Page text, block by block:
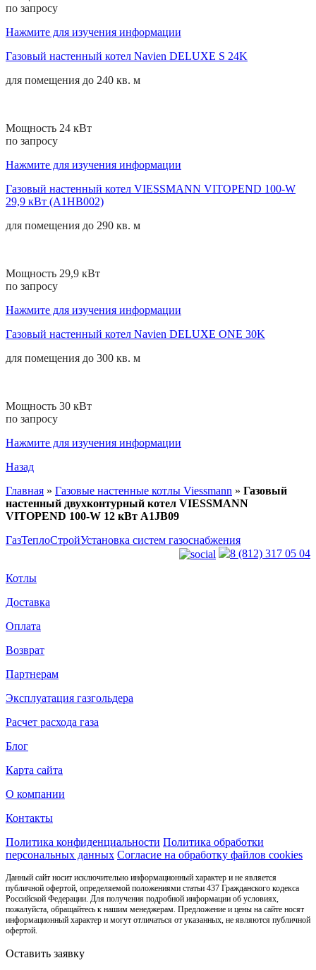
по запросу
Нажмите для изучения информации
Газовый настенный котел Navien DELUXE S 24K
для помещения до 240 кв. м
Мощность 24 кВт
по запросу
Нажмите для изучения информации
Газовый настенный котел VIESSMANN VITOPEND 100-W
29,9 кВт (A1HB002)
для помещения до 290 кв. м
Мощность 29,9 кВт
по запросу
Нажмите для изучения информации
Газовый настенный котел Navien DELUXE ONE 30K
для помещения до 300 кв. м
Мощность 30 кВт
по запросу
Нажмите для изучения информации
Назад
Главная » Газовые настенные котлы Viessmann » Газовый
настенный двухконтурный котел VIESSMANN
VITOPEND 100-W 12 кВт A1JB09
ГазТеплоСтройУстановка систем газоснабжения
8 (812) 317 05 04
Котлы
Доставка
Оплата
Возврат
Партнерам
Эксплуатация газгольдера
Расчет расхода газа
Блог
Карта сайта
О компании
Контакты
Политика конфиденциальности Политика обработки
персональных данных Согласие на обработку файлов cookies
Данный сайт носит исключительно информационный характер и не является
публичной офертой, определяемой положениями статьи 437 Гражданского кодекса
Российской Федерации. Для получения подробной информации об условиях,
пожалуйста, обращайтесь к нашим менеджерам. Предложение и цены на сайте носят
информационный характер и могут отличаться от указанных, не являются публичной
офертой.
Оставить заявку